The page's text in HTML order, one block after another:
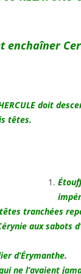
enchaîner
doit d
têtes.
tranchées
aux sabots
d’Érymanthe.
ne l’avaient